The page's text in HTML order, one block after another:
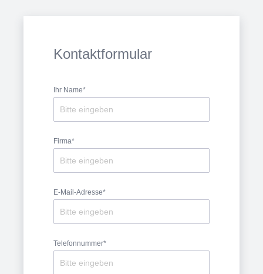
Kontaktformular
Ihr Name*
Firma*
E-Mail-Adresse*
Telefonnummer*